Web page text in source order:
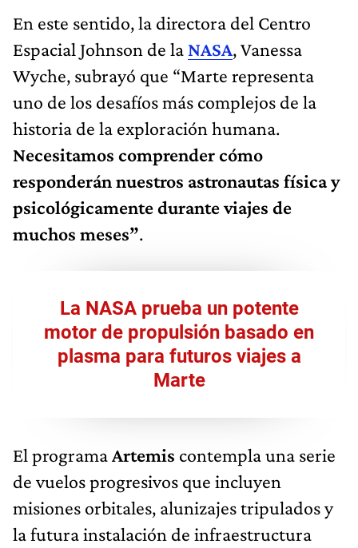
En este sentido, la directora del Centro
Espacial Johnson de la NASA, Vanessa
Wyche, subrayó que “Marte representa
uno de los desafíos más complejos de la
historia de la exploración humana.
Necesitamos comprender cómo
responderán nuestros astronautas física y
psicológicamente durante viajes de
muchos meses”.
La NASA prueba un potente
motor de propulsión basado en
plasma para futuros viajes a
Marte
El programaArtemis contempla una serie
de vuelos progresivos que incluyen
misiones orbitales, alunizajes tripulados y
la futura instalación de infraestructura